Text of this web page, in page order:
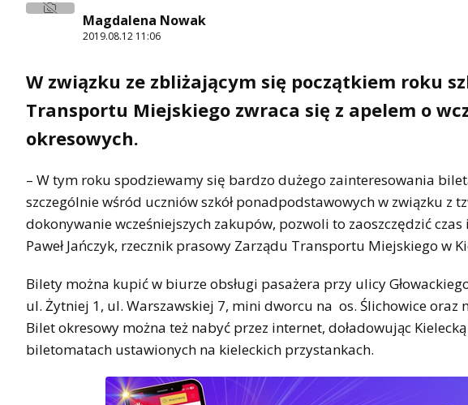
Magdalena Nowak
2019.08.12 11:06
W związku ze zbliżającym się początkiem roku
Transportu Miejskiego zwraca się z apelem o
okresowych.
– W tym roku spodziewamy się bardzo dużego zainteresowania
szczególnie wśród uczniów szkół ponadpodstawowych w związku
dokonywanie wcześniejszych zakupów, pozwoli to zaoszczędzić
Paweł Jańczyk, rzecznik prasowy Zarządu Transportu Miejskiego w
Bilety można kupić w biurze obsługi pasażera przy ulicy
ul. Żytniej 1, ul. Warszawskiej 7, mini dworcu na os. Ślichowice oraz
Bilet okresowy można też nabyć przez internet, doładowując
biletomatach ustawionych na kieleckich przystankach.